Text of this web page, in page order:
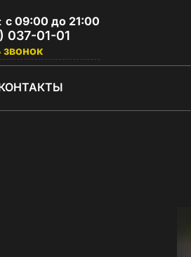
с 09:00 до 21:00
037-01-01
звонок